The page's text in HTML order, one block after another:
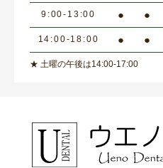
9:00-13:00 ● ●
14:00-18:00 ● ●
★ 土曜の午後は14:00-17:00